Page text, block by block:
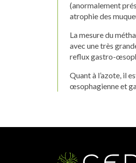
(anormalement
atrophie des
La mesure du
avec une très
reflux gastro-
Quant à l’azote, il
œsophagienne et